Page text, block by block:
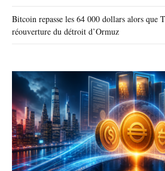
Bitcoin repasse les 64 000 dollars alors que
réouverture du détroit d’Ormuz